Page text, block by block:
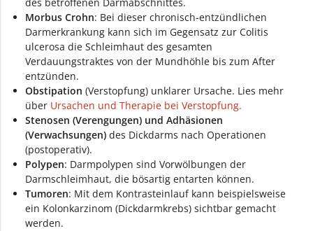
des betroffenen Darmabschnittes.
Morbus Crohn: Bei dieser chronisch-entzündlichen
Darmerkrankung kann sich im Gegensatz zur Colitis
ulcerosa die Schleimhaut des gesamten
Verdauungstraktes von der Mundhöhle bis zum After
entzünden.
Obstipation (Verstopfung) unklarer Ursache. Lies mehr
über Ursachen und Therapie bei Verstopfung.
Stenosen (Verengungen) und Adhäsionen
(Verwachsungen) des Dickdarms nach Operationen
(postoperativ).
Polypen: Darmpolypen sind Vorwölbungen der
Darmschleimhaut, die bösartig entarten können.
Tumoren: Mit dem Kontrasteinlauf kann beispielsweise
ein Kolonkarzinom (Dickdarmkrebs) sichtbar gemacht
werden.